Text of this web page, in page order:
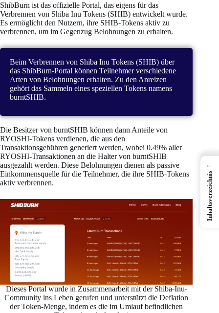
ShibBurn ist das offizielle Portal, das eigens für das
Verbrennen von Shiba Inu Tokens (SHIB) entwickelt wurde.
Es ermöglicht den Nutzern, ihre SHIB-Tokens aktiv zu
verbrennen, um im Gegenzug Belohnungen zu erhalten.
Beim Verbrennen von Shiba Inu Tokens (SHIB) über
das ShibBurn-Portal können Teilnehmer verschiedene
Arten von Belohnungen erhalten. Zu den Anreizen
gehört das Sammeln eines speziellen Tokens namens
burntSHIB.
Die Besitzer von burntSHIB können dann Anteile von
RYOSHI-Tokens verdienen, die aus den
Transaktionsgebühren generiert werden, wobei 0.49% aller
RYOSHI-Transaktionen an die Halter von burntSHIB
ausgezahlt werden. Diese Belohnungen dienen als passive
Einkommensquelle für die Teilnehmer, die ihre SHIB-Tokens
aktiv verbrennen.
Dieses Portal wurde in Zusammenarbeit mit der Shiba-Inu-
Community ins Leben gerufen und unterstützt die Deflation
der Token-Menge, indem es die im Umlauf befindlichen
←
Inhaltsverzeichnis